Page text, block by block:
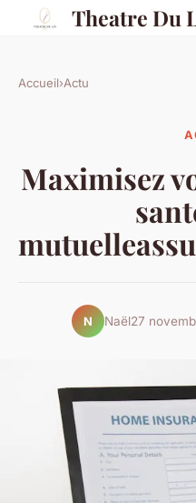
Theatre Du
Accueil›Actu
Maximisez
N Naël27